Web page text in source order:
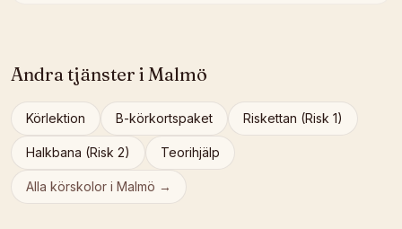
Andra tjänster i Malmö
Körlektion B-körkortspaket Riskettan (Risk 1)
Halkbana (Risk 2) Teorihjälp
Alla körskolor i Malmö →